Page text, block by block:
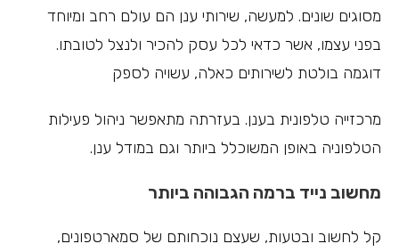
מסוגים שונים. למעשה, שירותי ענן הם עולם רחב ומיוחד
בפני עצמו, אשר כדאי לכל עסק להכיר ולנצל לטובתו.
דוגמה בולטת לשירותים כאלה, עשויה לספק
מרכזייה טלפונית בענן. בעזרתה מתאפשר ניהול פעילות
הטלפוניה באופן המשוכלל ביותר וגם במודל ענן.
מחשוב נייד ברמה הגבוהה ביותר
קל לחשוב ובטעות, שעצם נוכחותם של סמארטפונים,